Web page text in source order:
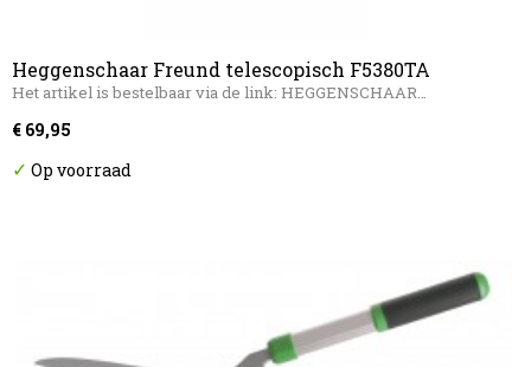
Heggenschaar Freund telescopisch F5380TA
Het artikel is bestelbaar via de link: HEGGENSCHAAR…
€ 69,95
✓ Op voorraad